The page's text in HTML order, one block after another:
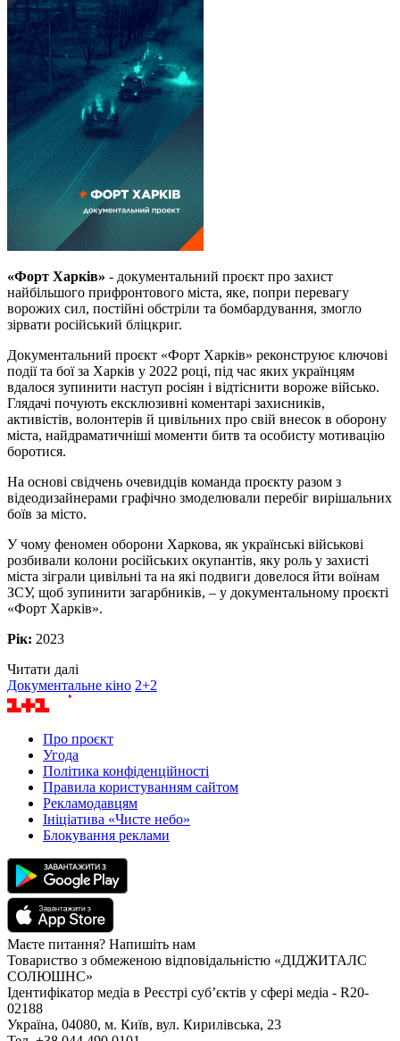
«Форт Харків» - документальний проєкт про захист
найбільшого прифронтового міста, яке, попри перевагу
ворожих сил, постійні обстріли та бомбардування, змогло
зірвати російський бліцкриг.
Документальний проєкт «Форт Харків» реконструює ключові
події та бої за Харків у 2022 році, під час яких українцям
вдалося зупинити наступ росіян і відтіснити вороже військо.
Глядачі почують ексклюзивні коментарі захисників,
активістів, волонтерів й цивільних про свій внесок в оборону
міста, найдраматичніші моменти битв та особисту мотивацію
боротися.
На основі свідчень очевидців команда проєкту разом з
відеодизайнерами графічно змоделювали перебіг вирішальних
боїв за місто.
У чому феномен оборони Харкова, як українські військові
розбивали колони російських окупантів, яку роль у захисті
міста зіграли цивільні та на які подвиги довелося йти воїнам
ЗСУ, щоб зупинити загарбників, – у документальному проєкті
«Форт Харків».
Рік: 2023
Читати далі
Документальне кіно 2+2
Про проєкт
Угода
Політика конфіденційності
Правила користуванням сайтом
Рекламодавцям
Ініціатива «Чисте небо»
Блокування реклами
Маєте питання? Напишіть нам
Товариство з обмеженою відповідальністю «ДІДЖИТАЛС
СОЛЮШНС»
Ідентифікатор медіа в Реєстрі суб’єктів у сфері медіа - R20-
02188
Україна, 04080, м. Київ, вул. Кирилівська, 23